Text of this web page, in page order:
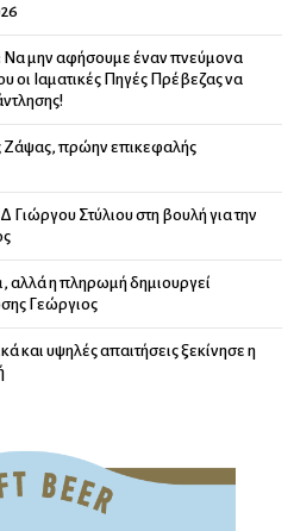
μην αφήσουμε έναν πνεύμονα
οι Ιαματικές Πηγές Πρέβεζας να
πρώην επικεφαλής
Γιώργου Στύλιου στη βουλή για την
αλλά η πληρωμή δημιουργεί
Γεώργιος
και υψηλές απαιτήσεις ξεκίνησε η